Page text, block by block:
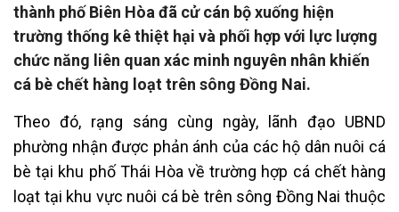
thành phố Biên Hòa đã cử cán bộ xuống hiện
trường thống kê thiệt hại và phối hợp với lực lượng
chức năng liên quan xác minh nguyên nhân khiến
cá bè chết hàng loạt trên sông Đồng Nai.
Theo đó, rạng sáng cùng ngày, lãnh đạo UBND
phường nhận được phản ánh của các hộ dân nuôi cá
bè tại khu phố Thái Hòa về trường hợp cá chết hàng
loạt tại khu vực nuôi cá bè trên sông Đồng Nai thuộc